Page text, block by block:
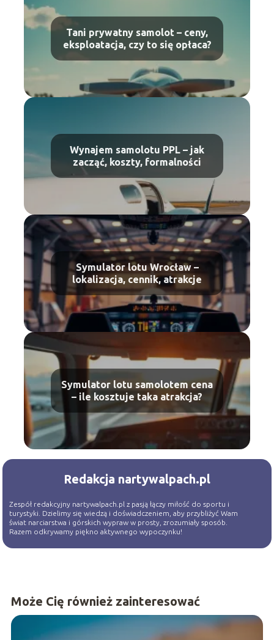
Tani prywatny samolot – ceny,
eksploatacja, czy to się opłaca?
Wynajem samolotu PPL – jak
zacząć, koszty, formalności
Symulator lotu Wrocław –
lokalizacja, cennik, atrakcje
Symulator lotu samolotem cena
– ile kosztuje taka atrakcja?
Redakcja nartywalpach.pl
Zespół redakcyjny nartywalpach.pl z pasją łączy miłość do sportu i
turystyki. Dzielimy się wiedzą i doświadczeniem, aby przybliżyć Wam
świat narciarstwa i górskich wypraw w prosty, zrozumiały sposób.
Razem odkrywamy piękno aktywnego wypoczynku!
Może Cię również zainteresować